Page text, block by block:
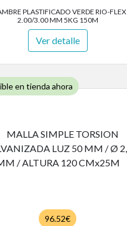
PLASTIFICADO VERDE RIO-FLEX
2.00/3.00 MM 5KG 150M
Ver detalle
en tienda ahora
96.52€